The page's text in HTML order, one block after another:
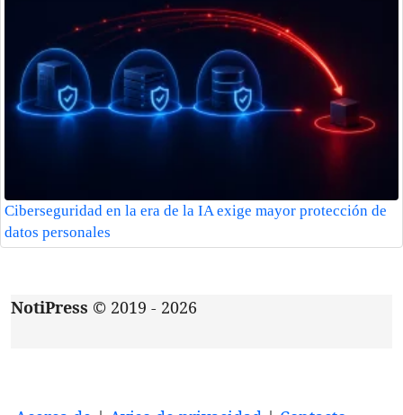
Ciberseguridad en la era de la IA exige mayor protección de
datos personales
NotiPress © 2019 - 2026